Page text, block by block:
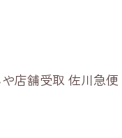
店舗受取 佐川急